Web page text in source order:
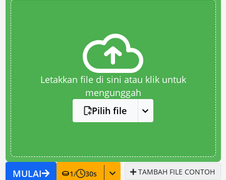
Letakkan file di sini atau klik untuk
mengunggah
Pilih file
MULAI 1/ 30s TAMBAH FILE CONTOH